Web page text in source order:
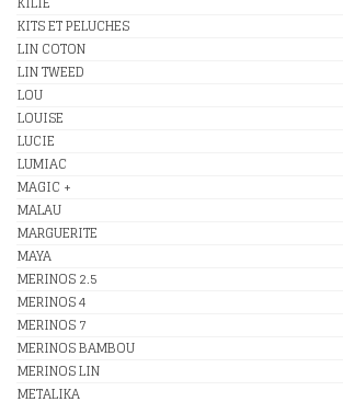
KITS ET PELUCHES
LIN COTON
LIN TWEED
LOU
LOUISE
LUCIE
LUMIAC
MAGIC +
MALAU
MARGUERITE
MAYA
MERINOS 2.5
MERINOS 4
MERINOS 7
MERINOS BAMBOU
MERINOS LIN
METALIKA